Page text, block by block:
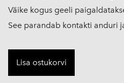
Väike kogus geeli
See parandab kontakti anduri
Lisa ostukorvi